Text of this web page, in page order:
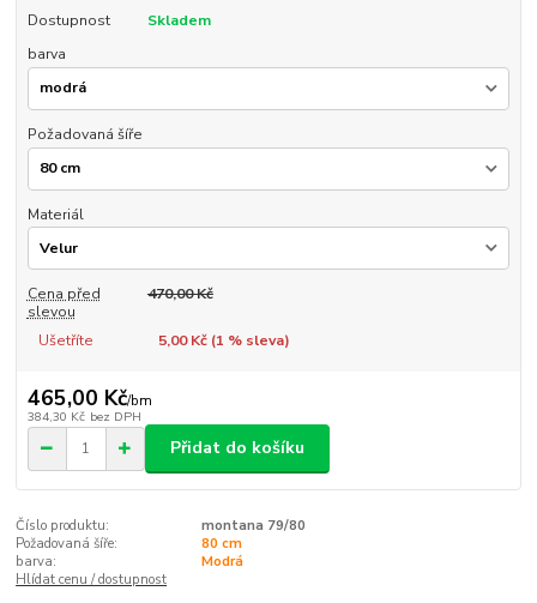
Dostupnost
Skladem
barva
Požadovaná šíře
Materiál
Cena před
slevou
470,00 Kč
Ušetříte 5,00 Kč (1 % sleva)
465,00 Kč/bm
384,30 Kč bez DPH
Přidat do košíku
Číslo produktu:
montana 79/80
Požadovaná šíře:
80 cm
barva:
Modrá
Hlídat cenu / dostupnost